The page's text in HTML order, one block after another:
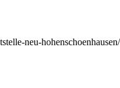
neu-hohenschoenhausen/